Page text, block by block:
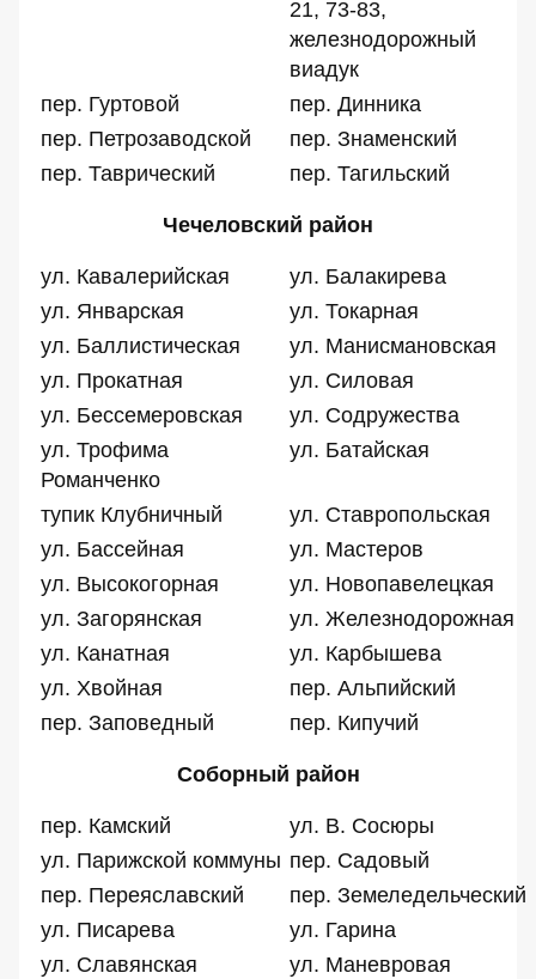
21, 73-83,
железнодорожный
виадук
пер. Гуртовой
пер. Динника
пер. Петрозаводской
пер. Знаменский
пер. Таврический
пер. Тагильский
Чечеловский район
ул. Кавалерийская
ул. Балакирева
ул. Январская
ул. Токарная
ул. Баллистическая
ул. Манисмановская
ул. Прокатная
ул. Силовая
ул. Бессемеровская
ул. Содружества
ул. Трофима
Романченко
ул. Батайская
тупик Клубничный
ул. Ставропольская
ул. Бассейная
ул. Мастеров
ул. Высокогорная
ул. Новопавелецкая
ул. Загорянская
ул. Железнодорожная
ул. Канатная
ул. Карбышева
ул. Хвойная
пер. Альпийский
пер. Заповедный
пер. Кипучий
Соборный район
пер. Камский
ул. В. Сосюры
ул. Парижской коммуны пер. Садовый
пер. Переяславский
пер. Земеледельческий
ул. Писарева
ул. Гарина
ул. Славянская
ул. Маневровая